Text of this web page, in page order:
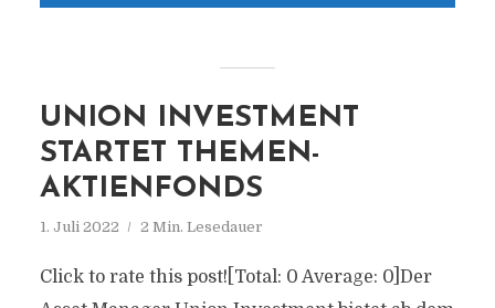
UNION INVESTMENT
STARTET THEMEN-
AKTIENFONDS
1. Juli 2022 2 Min. Lesedauer
Click to rate this post![Total: 0 Average: 0]Der